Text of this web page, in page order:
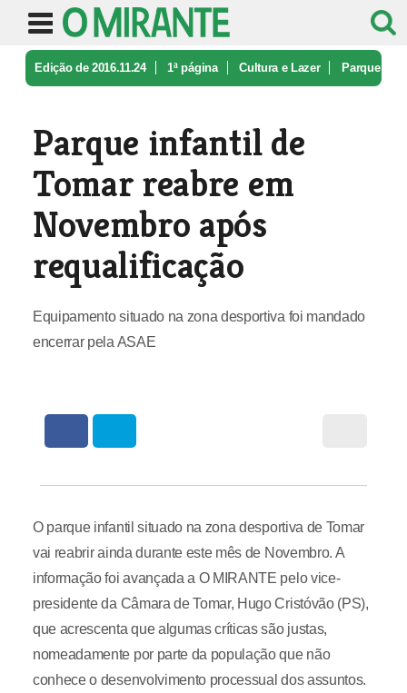
Edição de 2016.11.24 1ª página Cultura e Lazer Parque
Parque infantil de
Tomar reabre em
Novembro após
requalificação
Equipamento situado na zona desportiva foi mandado
encerrar pela ASAE
O parque infantil situado na zona desportiva de Tomar
vai reabrir ainda durante este mês de Novembro. A
informação foi avançada a O MIRANTE pelo vice-
presidente da Câmara de Tomar, Hugo Cristóvão (PS),
que acrescenta que algumas críticas são justas,
nomeadamente por parte da população que não
conhece o desenvolvimento processual dos assuntos.